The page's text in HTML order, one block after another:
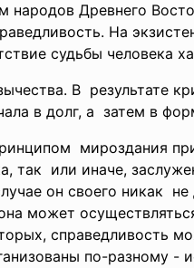
народов Древнего
На
судьбы человека
В результате
в долг, а затем в
мироздания
так или иначе,
он своего никак
может
справедливость
по-разному -